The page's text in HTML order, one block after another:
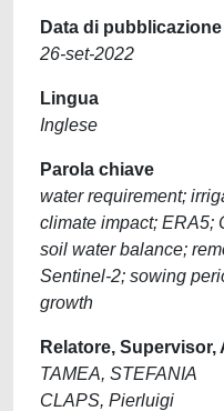
Data di pubblicazione
26-set-2022
Lingua
Inglese
Parola chiave
water requirement;
climate impact; ERA5;
soil water balance;
Sentinel-2; sowing
growth
Relatore,
TAMEA, STEFANIA
CLAPS, Pierluigi